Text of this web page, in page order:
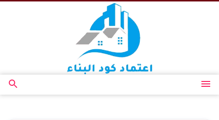
القائمة
بحث